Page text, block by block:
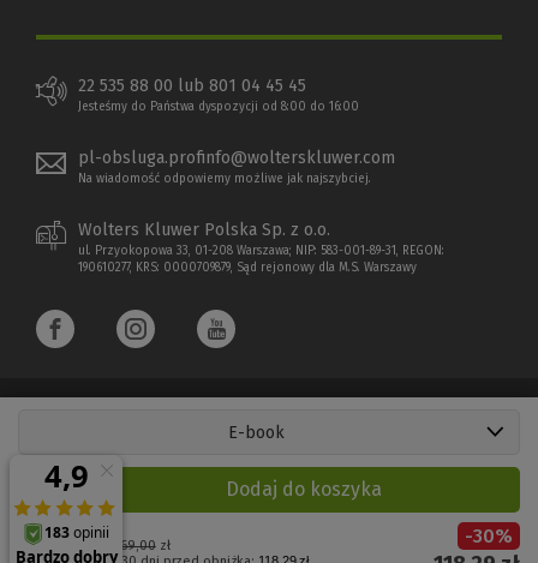
E-book
Cena regularna: 169,00zł
118,29 zł
-30%
Dodaj do koszyka
22 535 88 00 lub 801 04 45 45
Jesteśmy do Państwa dyspozycji od 8:00 do 16:00
pl-obsluga.profinfo@wolterskluwer.com
Na wiadomość odpowiemy możliwe jak najszybciej.
Wolters Kluwer Polska Sp. z o.o.
ul. Przyokopowa 33, 01-208 Warszawa; NIP: 583-001-89-31, REGON:
190610277, KRS: 0000709879, Sąd rejonowy dla M.S. Warszawy
Copyright 1997 - 2026 Wolters Kluwer Polska Sp. z o.o.
Płatności elektroniczne
(Nowe
(Link